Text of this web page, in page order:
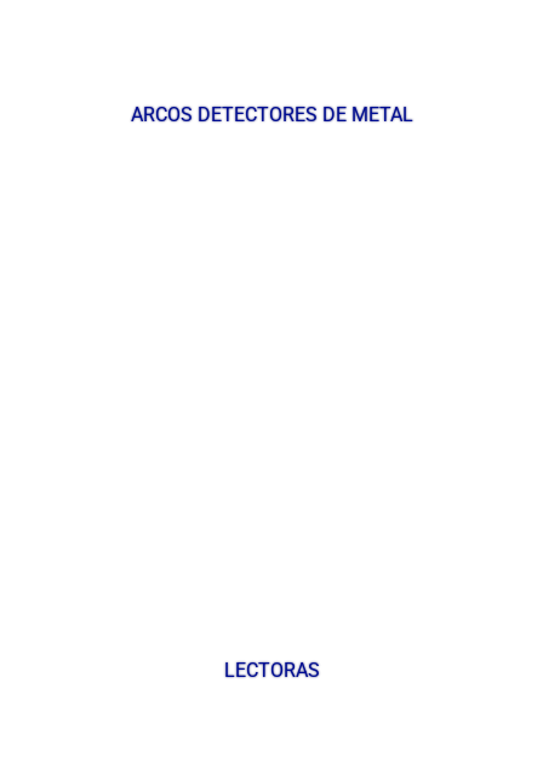
ARCOS DETECTORES DE METAL
LECTORAS